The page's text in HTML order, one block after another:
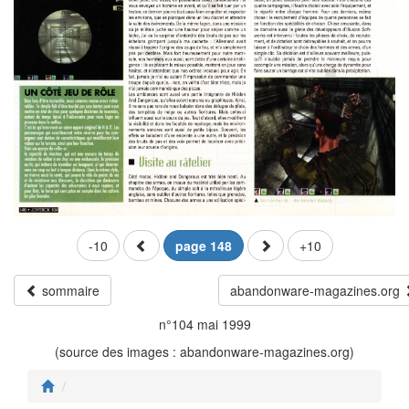
-10 page 148 +10
sommaire
abandonware-magazines.org
n°104 mai 1999
(source des images : abandonware-magazines.org)